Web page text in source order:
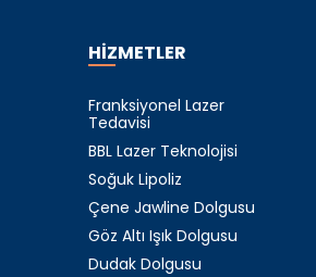
HİZMETLER
Franksiyonel Lazer
Tedavisi
BBL Lazer Teknolojisi
Soğuk Lipoliz
Çene Jawline Dolgusu
Göz Altı Işık Dolgusu
Dudak Dolgusu